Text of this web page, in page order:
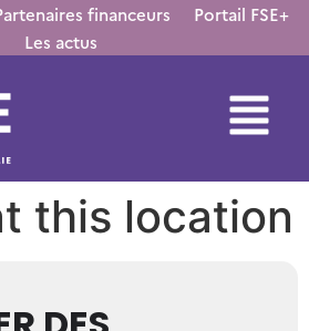
financeurs
Portail FSE+
Les actus
this location